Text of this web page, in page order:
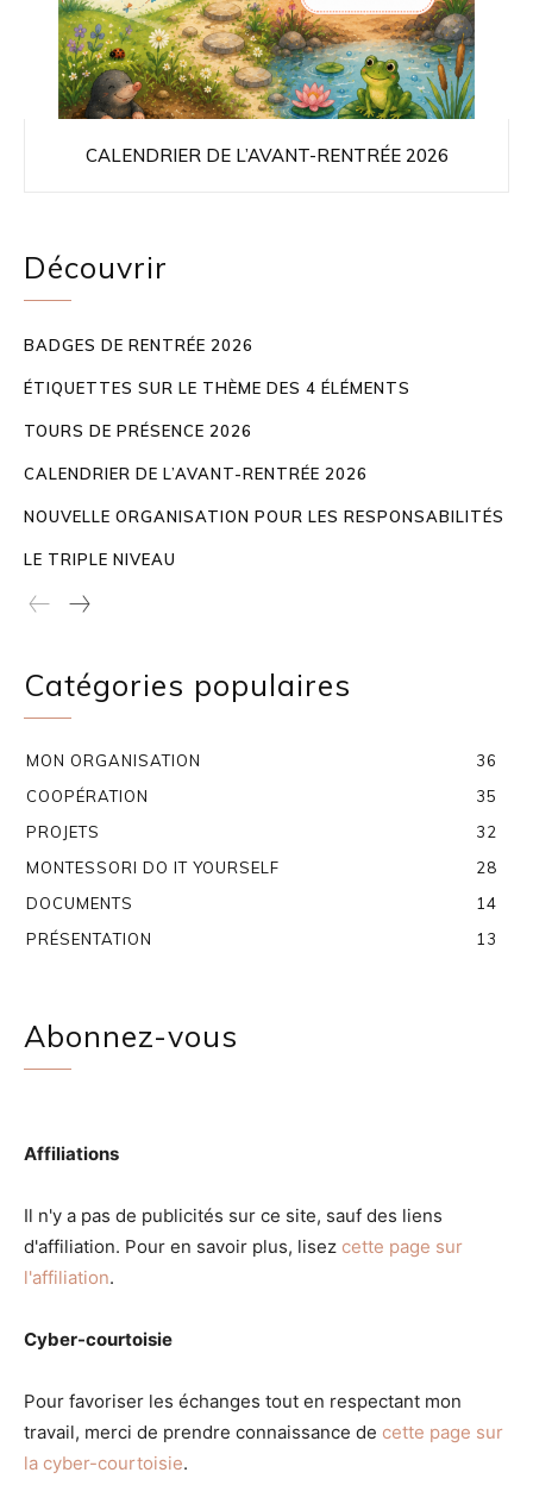
CALENDRIER DE L’AVANT-RENTRÉE 2026
Découvrir
BADGES DE RENTRÉE 2026
ÉTIQUETTES SUR LE THÈME DES 4 ÉLÉMENTS
TOURS DE PRÉSENCE 2026
CALENDRIER DE L’AVANT-RENTRÉE 2026
NOUVELLE ORGANISATION POUR LES RESPONSABILITÉS
LE TRIPLE NIVEAU
Catégories populaires
MON ORGANISATION
36
COOPÉRATION
35
PROJETS
32
MONTESSORI DO IT YOURSELF
28
DOCUMENTS
14
PRÉSENTATION
13
Abonnez-vous
Affiliations
Il n'y a pas de publicités sur ce site, sauf des liens
d'affiliation. Pour en savoir plus, lisez cette page sur
l'affiliation.
Cyber-courtoisie
Pour favoriser les échanges tout en respectant mon
travail, merci de prendre connaissance de cette page sur
la cyber-courtoisie.